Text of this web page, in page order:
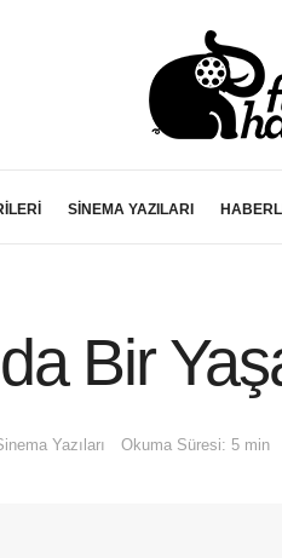
SİNEMA YAZILARI
Bir
Yazıları Okuma Süresi: 5 min